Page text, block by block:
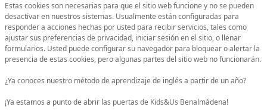
Estas cookies son necesarias para que el sitio web funcione y no se pueden
desactivar en nuestros sistemas. Usualmente están configuradas para
responder a acciones hechas por usted para recibir servicios, tales como
ajustar sus preferencias de privacidad, iniciar sesión en el sitio, o llenar
formularios. Usted puede configurar su navegador para bloquear o alertar la
presencia de estas cookies, pero algunas partes del sitio web no funcionarán.
¿Ya conoces nuestro método de aprendizaje de inglés a partir de un año?
¡Ya estamos a punto de abrir las puertas de Kids&Us Benalmádena!